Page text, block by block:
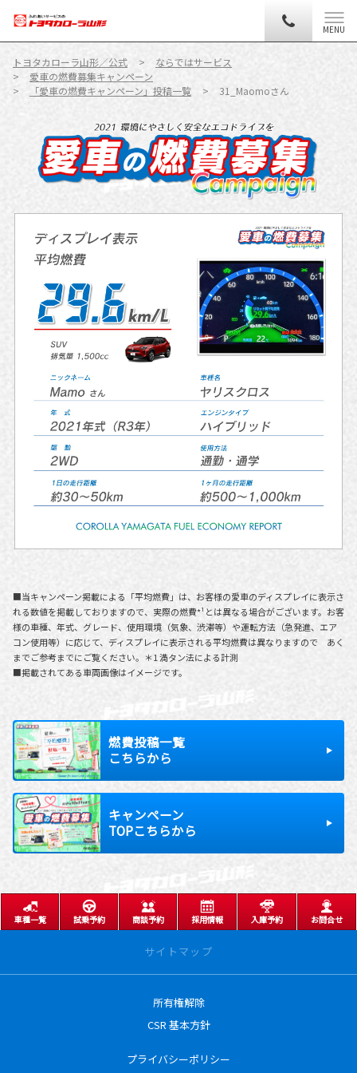
MENU
トヨタカローラ山形／公式
ならではサービス
愛車の燃費募集キャンペーン
「愛車の燃費キャンペーン」投稿一覧
31_Maomoさん
■当キャンペーン掲載による「平均燃費」は、お客様の愛車のディスプレイに表示さ
れる数値を掲載しておりますので、実際の燃費*¹とは異なる場合がございます。お客
様の車種、年式、グレード、使用環境（気象、渋滞等）や運転方法（急発進、エア
コン使用等）に応じて、ディスプレイに表示される平均燃費は異なりますので あく
までご参考までにご覧ください。＊1 満タン法による計測
■掲載されてある車両画像はイメージです。
燃費投稿一覧
こちらから
キャンペーン
TOPこちらから
車種一覧 試乗予約 商談予約 採用情報 入庫予約 お問合せ
サイトマップ
所有権解除
CSR 基本方針
プライバシーポリシー